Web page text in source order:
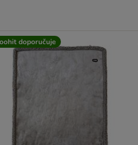
doporučuje